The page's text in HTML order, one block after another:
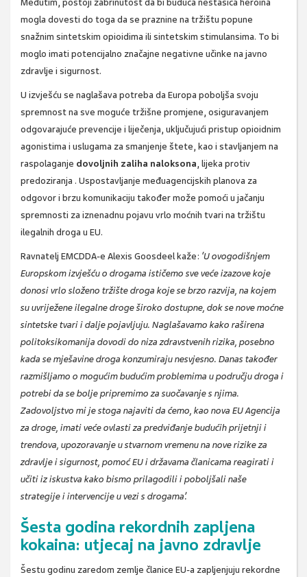
Međutim, postoji zabrinutost da bi buduća nestašica heroina
mogla dovesti do toga da se praznine na tržištu popune
snažnim sintetskim opioidima ili sintetskim stimulansima. To bi
moglo imati potencijalno značajne negativne učinke na javno
zdravlje i sigurnost.
U izvješću se naglašava potreba da Europa poboljša svoju
spremnost na sve moguće tržišne promjene, osiguravanjem
odgovarajuće prevencije i liječenja, uključujući pristup opioidnim
agonistima i uslugama za smanjenje štete, kao i stavljanjem na
raspolaganje dovoljnih zaliha naloksona, lijeka protiv
predoziranja . Uspostavljanje međuagencijskih planova za
odgovor i brzu komunikaciju također može pomoći u jačanju
spremnosti za iznenadnu pojavu vrlo moćnih tvari na tržištu
ilegalnih droga u EU.
Ravnatelj EMCDDA-e Alexis Goosdeel kaže: ‘U ovogodišnjem
Europskom izvješću o drogama ističemo sve veće izazove koje
donosi vrlo složeno tržište droga koje se brzo razvija, na kojem
su uvriježene ilegalne droge široko dostupne, dok se nove moćne
sintetske tvari i dalje pojavljuju. Naglašavamo kako raširena
politoksikomanija dovodi do niza zdravstvenih rizika, posebno
kada se mješavine droga konzumiraju nesvjesno. Danas također
razmišljamo o mogućim budućim problemima u području droga i
potrebi da se bolje pripremimo za suočavanje s njima.
Zadovoljstvo mi je stoga najaviti da ćemo, kao nova EU Agencija
za droge, imati veće ovlasti za predviđanje budućih prijetnji i
trendova, upozoravanje u stvarnom vremenu na nove rizike za
zdravlje i sigurnost, pomoć EU i državama članicama reagirati i
učiti iz iskustva kako bismo prilagodili i poboljšali naše
strategije i intervencije u vezi s drogama’.
Šesta godina rekordnih zapljena
kokaina: utjecaj na javno zdravlje
Šestu godinu zaredom zemlje članice EU-a zapljenjuju rekordne